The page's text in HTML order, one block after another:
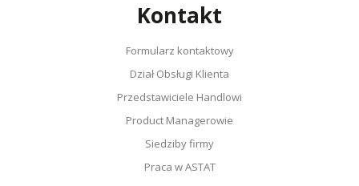
Kontakt
Formularz kontaktowy
Dział Obsługi Klienta
Przedstawiciele Handlowi
Product Managerowie
Siedziby firmy
Praca w ASTAT